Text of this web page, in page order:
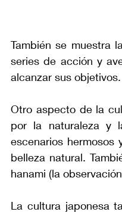
También se muestra
series de acción y
alcanzar sus objetivos.
Otro aspecto de la
por la naturaleza y
escenarios
belleza natural.
hanami (la
La cultura japonesa